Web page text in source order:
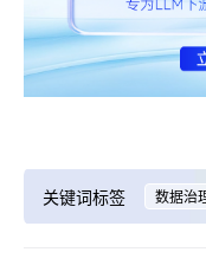
关键词标签 数据治